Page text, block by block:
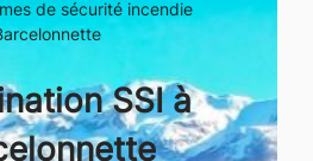
de sécurité incendie
SSI à